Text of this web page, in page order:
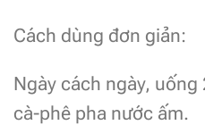
Cách dùng đơn giản:
Ngày cách ngày,
cà-phê pha nước ấm.